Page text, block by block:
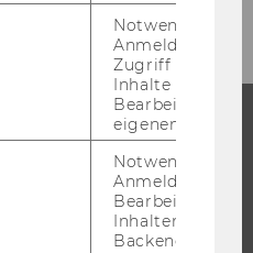
Notwendig für
Anmeldung und
Zugriff auf
Inhalte oder zur
Bearbeitung des
eigenen Profils.
Notwendig für
Anmeldung und
Bearbeitung von
Inhalten im
Backend.